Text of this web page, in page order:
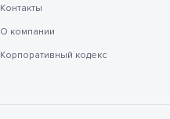
Контакты
О компании
Корпоративный кодекс